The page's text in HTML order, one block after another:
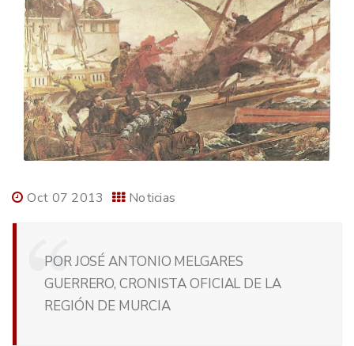
Oct 07 2013 Noticias
POR JOSÉ ANTONIO MELGARES
GUERRERO, CRONISTA OFICIAL DE LA
REGIÓN DE MURCIA